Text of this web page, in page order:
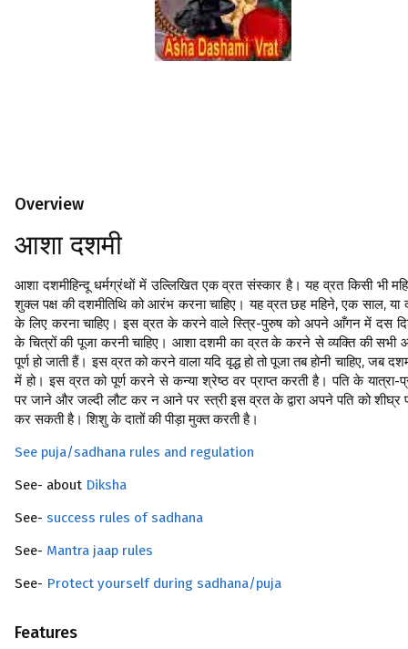
Overview
आशा दशमी
आशा दशमीहिन्दू धर्मग्रंथों में उल्लिखित एक व्रत संस्कार है। यह व्रत किसी भी
शुक्ल पक्ष की दशमीतिथि को आरंभ करना चाहिए। यह व्रत छह महिने, एक साल, या
के लिए करना चाहिए। इस व्रत के करने वाले स्त्रि-पुरुष को अपने आँगन में दस
के चित्रों की पूजा करनी चाहिए। आशा दशमी का व्रत के करने से व्यक्ति की सभी
पूर्ण हो जाती हैं। इस व्रत को करने वाला यदि वृद्ध हो तो पूजा तब होनी चाहिए, जब
में हो। इस व्रत को पूर्ण करने से कन्या श्रेष्ठ वर प्राप्त करती है। पति के यात्रा-
पर जाने और जल्दी लौट कर न आने पर स्त्री इस व्रत के द्वारा अपने पति को शीघ्र
कर सकती है। शिशु के दातों की पीड़ा मुक्त करती है।
See puja/sadhana rules and regulation
See- about Diksha
See- success rules of sadhana
See- Mantra jaap rules
See- Protect yourself during sadhana/puja
Features